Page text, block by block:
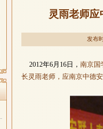
灵雨老师
发布
2012年6月 16日 ， 南京国
长灵雨老师， 应南京中德